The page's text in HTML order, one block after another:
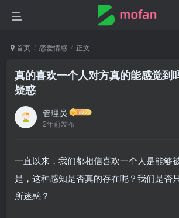
首页 恋爱情感 正文
真的喜欢一个人对方真的能感觉到
疑惑
管理员
2年前发布
一直以来，我们都相信喜欢一个人是能够
是，这种感知是否真的存在呢？我们是否
所迷惑？